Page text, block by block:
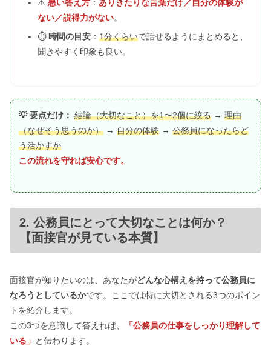
⚠️ 悪い答え方： ありきたりな言葉だけ／自分の体験が
ない／説得力がない。
⏱️ 時間の目安： 1分くらいで話せるようにまとめると、
聞きやすく印象も良い。
💡 要点だけ： 結論（大切なこと）を1〜2個に絞る → 理由
（なぜそう思うのか） → 自分の体験 → 公務員になったらど
う活かすか
この流れを守れば安心です。
2. 公務員にとって大切なことは何か？
【面接官が見ている本質】
面接官が知りたいのは、あなたがどんな心構えを持って公務員に
なろうとしているかです。ここでは特に大切とされる3つのポイン
トを紹介します。
この3つを意識して答えれば、
「公務員の仕事をしっかり理解して
いる」 と伝わります。